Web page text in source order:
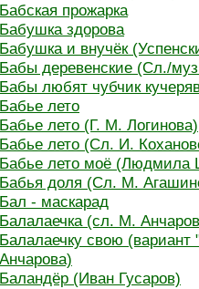
Бабская прожарка
Бабушка здорова
Бабушка и внучёк
Бабы деревенские (Сл./
Бабы любят чубчик
Бабье лето
Бабье лето (Г. М. Логинова)
Бабье лето (Сл. И.
Бабье лето моё (Людмила
Бабья доля (Сл. М.
Бал - маскарад
Балалаечка (сл. М.
Балалаечку свою
Анчарова)
Баландёр (Иван Гусаров)